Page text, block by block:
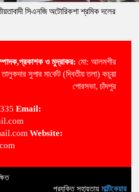
সিএনজি অটোরিকশা শ্রমিক দলের
ও মুদ্রাকর: মো: আলমগীর
তালুকদার সুপার মা‌র্কেট (দ্বিতীয় তলা) কচুয়া
পোরসভা, চাঁদপুর
Email:
Website:
প্রযুক্তি সহায়তায় মাল্টিকেয়ার